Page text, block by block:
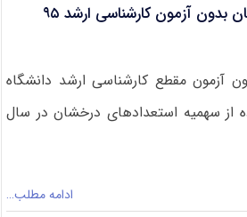
اعلام اسامی پذیرفته‌شدگان بدون آزمون کارشناسی ارشد ۹۵
آزمون مقطع کارشناسی ارشد دانشگاه
از سهمیه استعدادهای درخشان در سال
ادامه مطلب…